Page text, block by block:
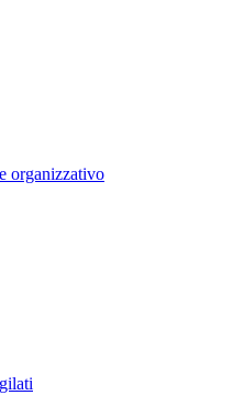
organizzativo